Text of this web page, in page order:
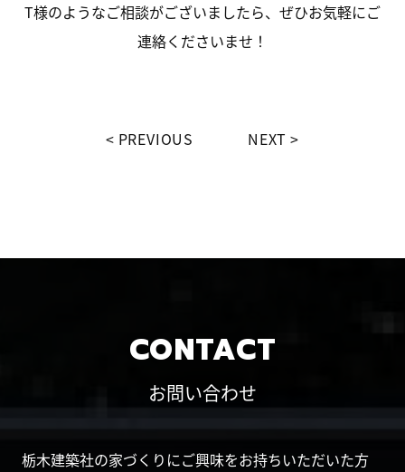
T様のようなご相談がございましたら、ぜひお気軽にご
連絡くださいませ！
PREVIOUS NEXT
CONTACT
お問い合わせ
栃木建築社の家づくりにご興味をお持ちいただいた方